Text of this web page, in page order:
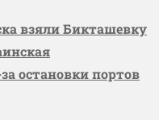
взяли Бикташевку
остановки портов